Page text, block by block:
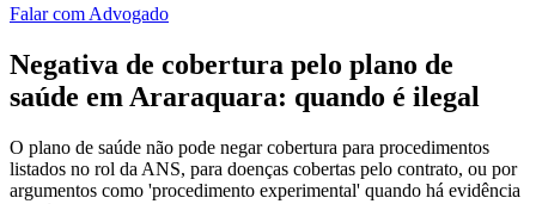
Falar com Advogado
Negativa de cobertura pelo plano de
saúde em Araraquara: quando é ilegal
O plano de saúde não pode negar cobertura para procedimentos
listados no rol da ANS, para doenças cobertas pelo contrato, ou por
argumentos como 'procedimento experimental' quando há evidência